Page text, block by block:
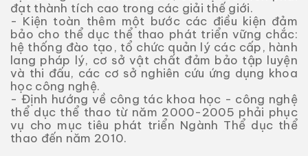
đạt thành tích cao trong các giải thế giới.
- Kiện toàn thêm một bước các điều kiện đảm
bảo cho thể dục thể thao phát triển vững chắc:
hệ thống đào tạo, tổ chức quản lý các cấp, hành
lang pháp lý, cơ sở vật chất đảm bảo tập luyện
và thi đấu, các cơ sở nghiên cứu ứng dụng khoa
học công nghệ.
- Định hướng về công tác khoa học - công nghệ
thể dục thể thao từ năm 2000-2005 phải phục
vụ cho mục tiêu phát triển Ngành Thể dục thể
thao đến năm 2010.